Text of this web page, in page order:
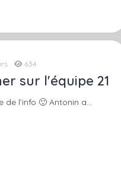
634
sur l'équipe 21
l’info 🙂 Antonin a…